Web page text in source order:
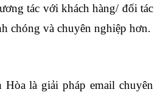
tác với khách hàng/ đối tác
chóng và chuyên nghiệp hơn.
Hòa là giải pháp email chuyên